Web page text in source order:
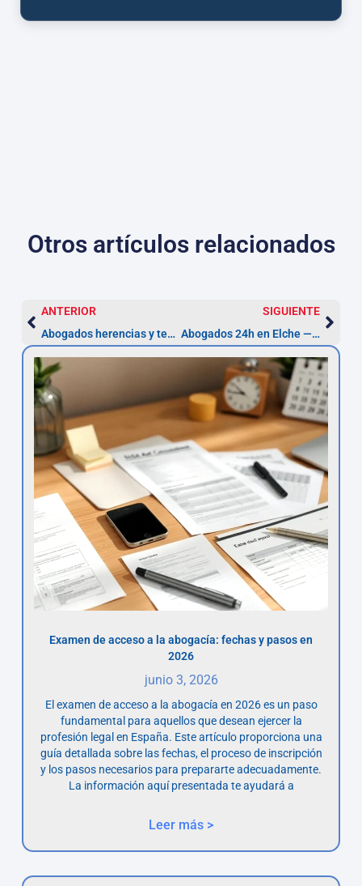
Otros artículos relacionados
ANTERIOR
Abogados herencias y testamentos en Elche
SIGUIENTE
Abogados 24h en Elche — Urgencias legales
Examen de acceso a la abogacía: fechas y pasos en
2026
junio 3, 2026
El examen de acceso a la abogacía en 2026 es un paso
fundamental para aquellos que desean ejercer la
profesión legal en España. Este artículo proporciona una
guía detallada sobre las fechas, el proceso de inscripción
y los pasos necesarios para prepararte adecuadamente.
La información aquí presentada te ayudará a
Leer más >